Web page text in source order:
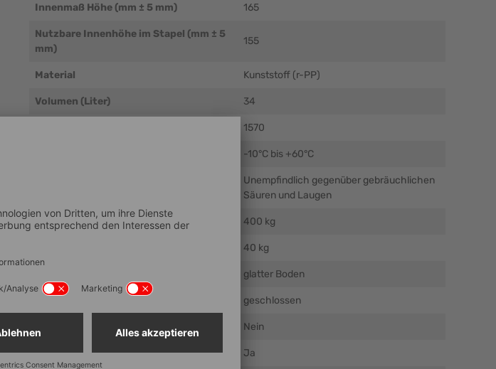
Innenmaß Höhe (mm ± 5 mm) 165
Nutzbare Innenhöhe im Stapel (mm ± 5
mm)
155
Material Kunststoff (r-PP)
Volumen (Liter) 34
1570
-10°C bis +60°C
Unempfindlich gegenüber gebräuchlichen
Säuren und Laugen
Auflast 400 kg
40 kg
glatter Boden
geschlossen
Lebensmittelechtheit Nein
Stapelbar Ja